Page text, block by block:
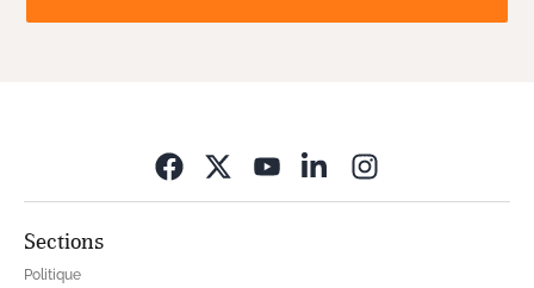
Sections
Politique